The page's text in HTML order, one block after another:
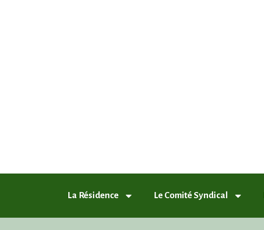
La Résidence Le Comité Syndical